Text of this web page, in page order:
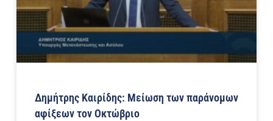
Δημήτρης Καιρίδης: Μείωση των παράνομων
αφίξεων τον Οκτώβριο